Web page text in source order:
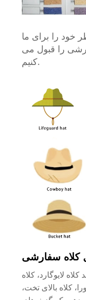
خود را برای ما
را قبول می
کنیم.
کلاه سفارشی
لایوگارد، کلاه
کلاه بالای تخت،